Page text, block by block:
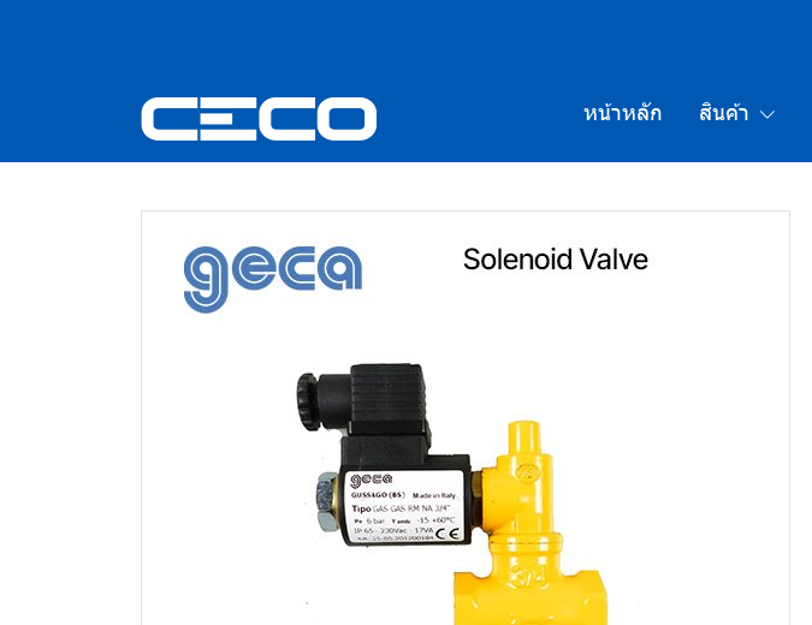
หน้าหลัก สินค้า